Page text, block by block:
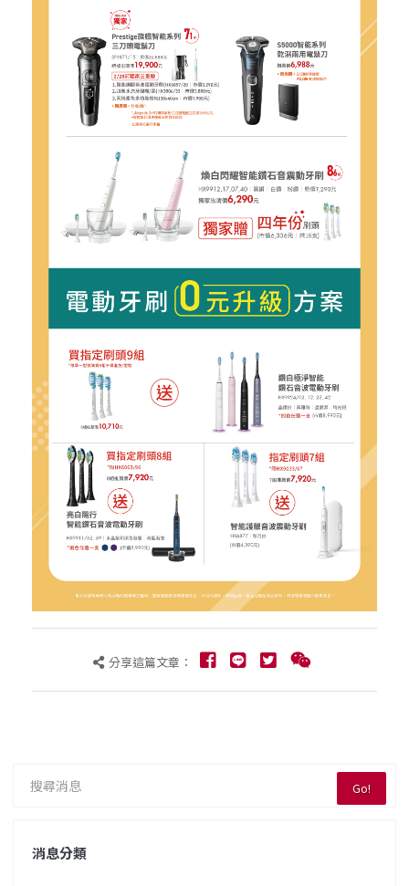
分享這篇文章：
Go!
消息分類